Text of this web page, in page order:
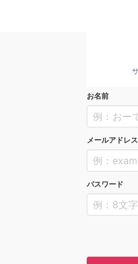
お名前
メールアドレス
パスワード